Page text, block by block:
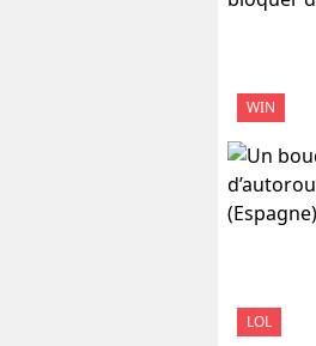
WIN
LOL